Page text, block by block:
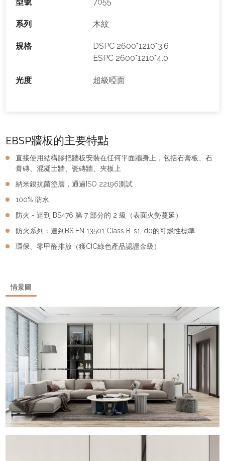
系列 木紋
規格
DSPC 2600*1210*3.6
ESPC 2600*1210*4.0
光度 超級啞面
EBSP牆板的主要特點
直接使用結構膠把牆板安裝在任何平面牆身上，包括石膏板、石
膏磚、混凝土牆、瓷磚牆、夾板上
納米銀抗菌塗層，通過ISO 22196測試
100% 防水
防火 - 達到 BS476 第 7 部分的 2 級（表面火勢蔓延）
防火系列：達到BS EN 13501 Class B-s1, d0的可燃性標準
環保、零甲醛排放（獲CIC綠色產品認證金級）
情景圖